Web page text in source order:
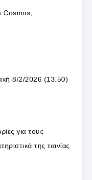
8/2/2026 (13.50)
για τους
της ταινίας